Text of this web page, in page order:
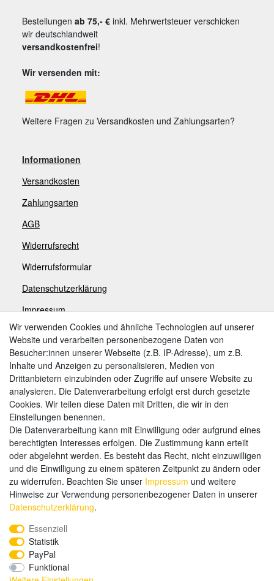
Bestellungen ab 75,- € inkl. Mehrwertsteuer verschicken
wir deutschlandweit
versandkostenfrei!
Wir versenden mit:
Weitere Fragen zu Versandkosten und Zahlungsarten?
Informationen
Versandkosten
Zahlungsarten
AGB
Widerrufsrecht
Widerrufsformular
Datenschutzerklärung
Impressum
Zahlungsarten
Weitere Zahlungsarten:
Kauf auf Rechnung
Vorkasse
Hier sind wir
Wir verwenden Cookies und ähnliche Technologien auf unserer
Website und verarbeiten personenbezogene Daten von
Besucher:innen unserer Webseite (z.B. IP-Adresse), um z.B.
Inhalte und Anzeigen zu personalisieren, Medien von
Drittanbietern einzubinden oder Zugriffe auf unsere Website zu
analysieren. Die Datenverarbeitung erfolgt erst durch gesetzte
Cookies. Wir teilen diese Daten mit Dritten, die wir in den
Einstellungen benennen.
Die Datenverarbeitung kann mit Einwilligung oder aufgrund eines
berechtigten Interesses erfolgen. Die Zustimmung kann erteilt
oder abgelehnt werden. Es besteht das Recht, nicht einzuwilligen
und die Einwilligung zu einem späteren Zeitpunkt zu ändern oder
zu widerrufen. Beachten Sie unser Impressum und weitere
Hinweise zur Verwendung personenbezogener Daten in unserer
Daten­schutz­erklärung.
Essenziell
Statistik
PayPal
Funktional